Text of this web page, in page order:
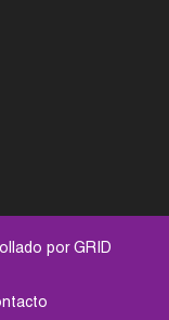
porGRID